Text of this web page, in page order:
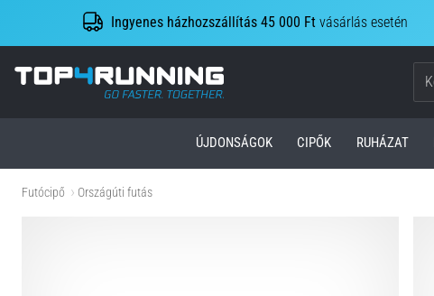
Ingyenes házhozszállítás 45 000 Ft vásárlás esetén
Top4Running.hu
ÚJDONSÁGOK CIPŐK RUHÁZAT
Futócipő Országúti futás